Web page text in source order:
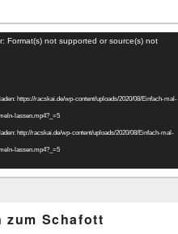
Format(s) not supported or source(s) not
https://racskai.de/wp-content/uploads/2020/08/Einfach-mal-
lassen.mp4?_=5
http://racskai.de/wp-content/uploads/2020/08/Einfach-mal-
lassen.mp4?_=5
zum Schafott